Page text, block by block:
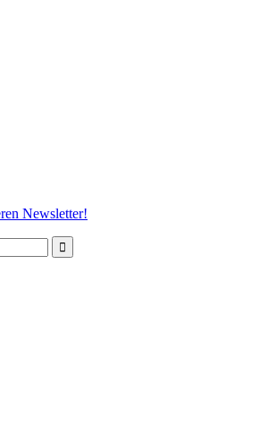
Newsletter!
